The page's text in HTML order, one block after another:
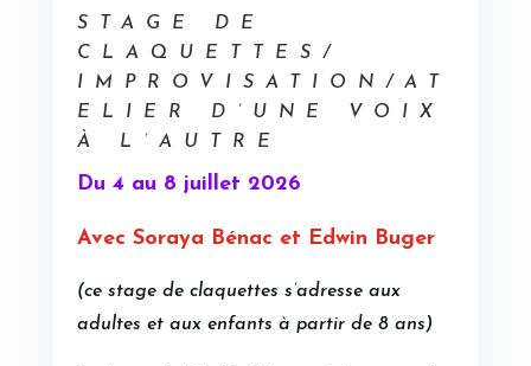
STAGE DE
CLAQUETTES/
IMPROVISATION/AT
ELIER D’UNE VOIX
À L’AUTRE
Du 4 au 8 juillet 2026
Avec Soraya Bénac et Edwin Buger
(ce stage de claquettes s’adresse aux
adultes et aux enfants à partir de 8 ans)